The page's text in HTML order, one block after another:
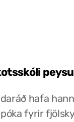
hafa
fyrir